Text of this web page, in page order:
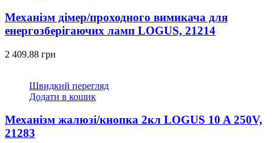
Механізм дімер/проходного вимикача для
енергозберігаючих ламп LOGUS, 21214
2 409.88 грн
Швидкий перегляд
Додати в кошик
Механізм жалюзі/кнопка 2кл LOGUS 10 A 250V,
21283